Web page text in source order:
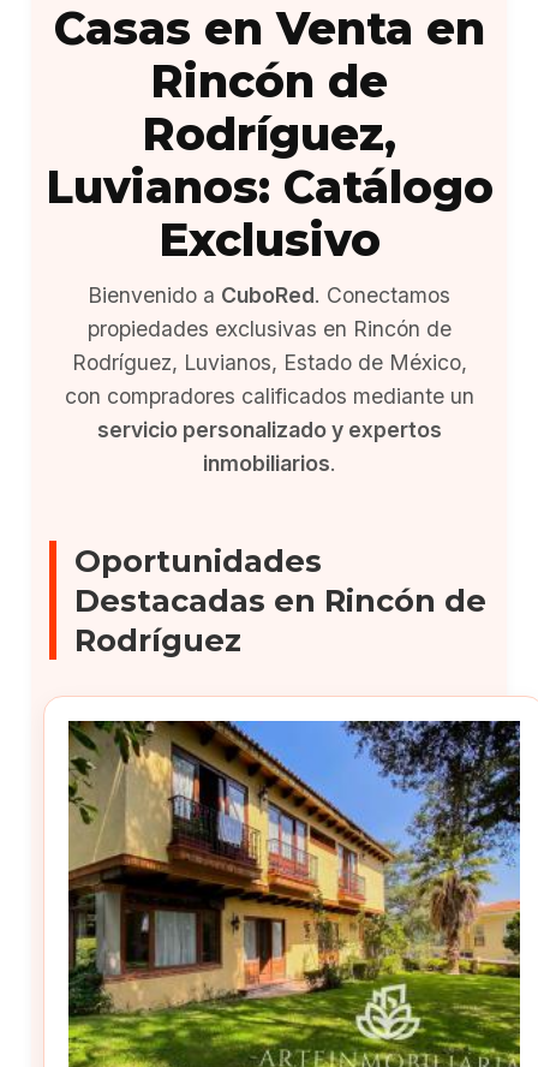
Casas en Venta en
Rincón de
Rodríguez,
Luvianos: Catálogo
Exclusivo
Bienvenido a CuboRed. Conectamos
propiedades exclusivas en Rincón de
Rodríguez, Luvianos, Estado de México,
con compradores calificados mediante un
servicio personalizado y expertos
inmobiliarios.
Oportunidades
Destacadas en Rincón de
Rodríguez